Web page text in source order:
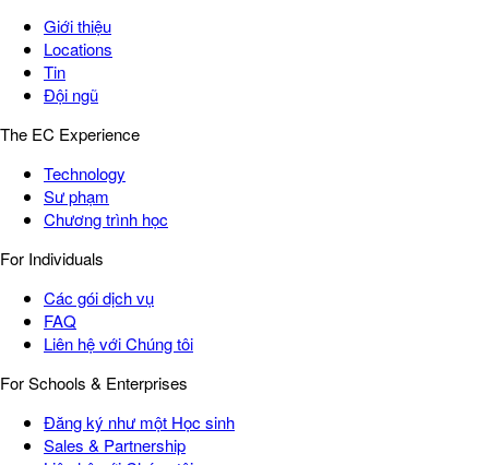
Giới thiệu
Locations
Tin
Đội ngũ
The EC Experience
Technology
Sư phạm
Chương trình học
For Individuals
Các gói dịch vụ
FAQ
Liên hệ với Chúng tôi
For Schools & Enterprises
Đăng ký như một Học sinh
Sales & Partnership